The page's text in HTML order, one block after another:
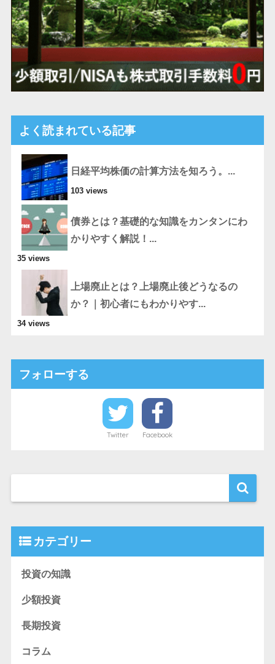
よく読まれている記事
日経平均株価の計算方法を知ろう。...
103 views
債券とは？基礎的な知識をカンタンにわ
かりやすく解説！...
35 views
上場廃止とは？上場廃止後どうなるの
か？｜初心者にもわかりやす...
34 views
フォローする
Twitter Facebook
カテゴリー
投資の知識
少額投資
長期投資
コラム